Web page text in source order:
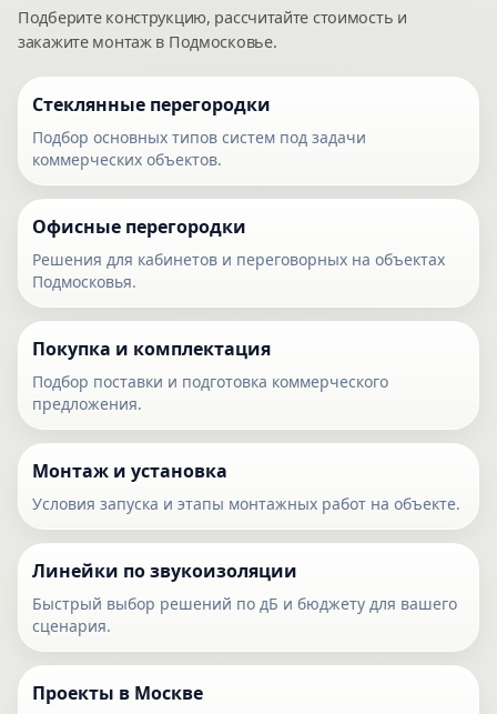
Подберите конструкцию, рассчитайте стоимость и
закажите монтаж в Подмосковье.
Стеклянные перегородки
Подбор основных типов систем под задачи
коммерческих объектов.
Офисные перегородки
Решения для кабинетов и переговорных на объектах
Подмосковья.
Покупка и комплектация
Подбор поставки и подготовка коммерческого
предложения.
Монтаж и установка
Условия запуска и этапы монтажных работ на объекте.
Линейки по звукоизоляции
Быстрый выбор решений по дБ и бюджету для вашего
сценария.
Проекты в Москве